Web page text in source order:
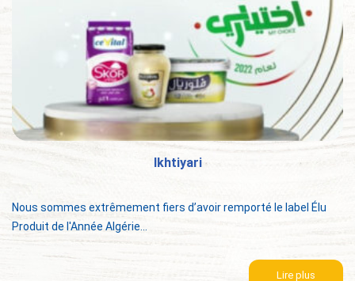
Ikhtiyari
Nous sommes extrêmement fiers d’avoir remporté le label Élu
Produit de l'Année Algérie...
Lire plus